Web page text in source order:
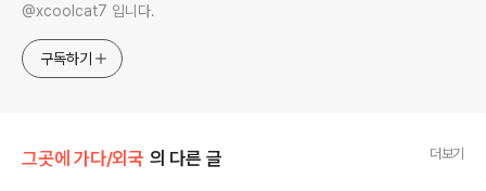
@xcoolcat7 입니다.
구독하기
그곳에 가다/외국 의 다른 글 더보기